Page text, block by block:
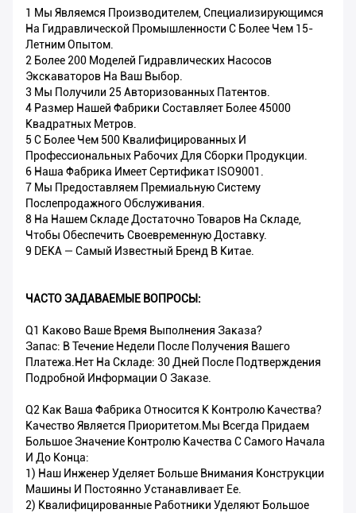
1 Мы Являемся Производителем, Специализирующимся
На Гидравлической Промышленности С Более Чем 15-
Летним Опытом.
2 Более 200 Моделей Гидравлических Насосов
Экскаваторов На Ваш Выбор.
3 Мы Получили 25 Авторизованных Патентов.
4 Размер Нашей Фабрики Составляет Более 45000
Квадратных Метров.
5 С Более Чем 500 Квалифицированных И
Профессиональных Рабочих Для Сборки Продукции.
6 Наша Фабрика Имеет Сертификат ISO9001.
7 Мы Предоставляем Премиальную Систему
Послепродажного Обслуживания.
8 На Нашем Складе Достаточно Товаров На Складе,
Чтобы Обеспечить Своевременную Доставку.
9 DEKA — Самый Известный Бренд В Китае.
ЧАСТО ЗАДАВАЕМЫЕ ВОПРОСЫ:
Q1 Каково Ваше Время Выполнения Заказа?
Запас: В Течение Недели После Получения Вашего
Платежа.Нет На Складе: 30 Дней После Подтверждения
Подробной Информации О Заказе.
Q2 Как Ваша Фабрика Относится К Контролю Качества?
Качество Является Приоритетом.Мы Всегда Придаем
Большое Значение Контролю Качества С Самого Начала
И До Конца:
1) Наш Инженер Уделяет Больше Внимания Конструкции
Машины И Постоянно Устанавливает Ее.
2) Квалифицированные Работники Уделяют Большое